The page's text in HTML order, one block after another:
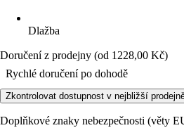
Dlažba
Doručení z prodejny (od 1228,00 Kč)
Rychlé doručení po dohodě
Zkontrolovat dostupnost v nejbližší
Doplňkové znaky nebezpečnosti (věty